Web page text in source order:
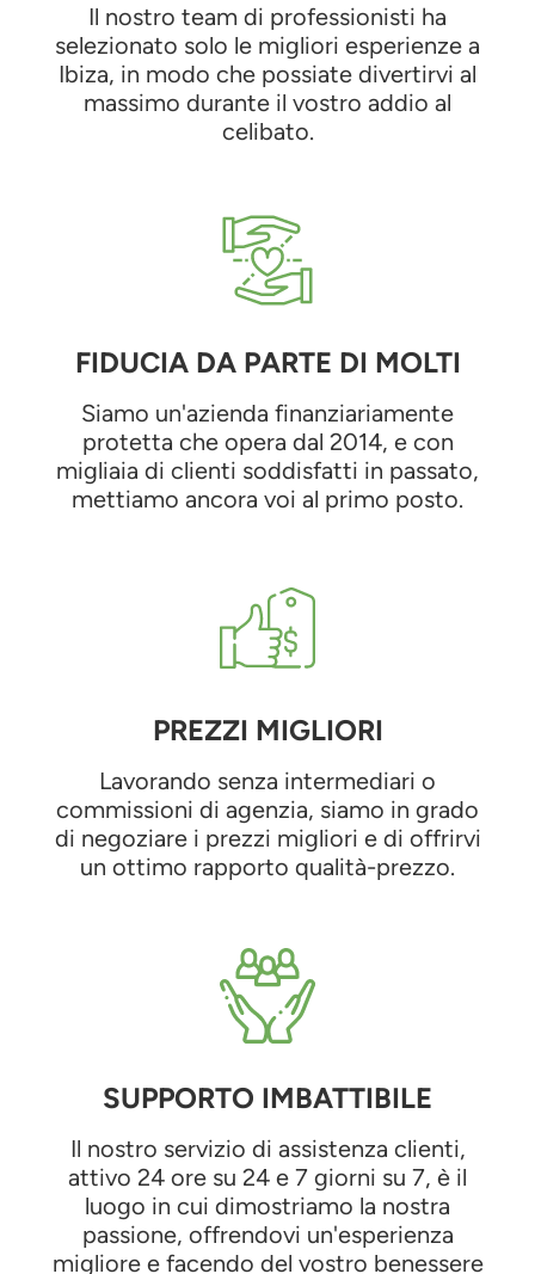
Il nostro team di professionisti ha
selezionato solo le migliori esperienze a
Ibiza, in modo che possiate divertirvi al
massimo durante il vostro addio al
celibato.
FIDUCIA DA PARTE DI MOLTI
Siamo un'azienda finanziariamente
protetta che opera dal 2014, e con
migliaia di clienti soddisfatti in passato,
mettiamo ancora voi al primo posto.
PREZZI MIGLIORI
Lavorando senza intermediari o
commissioni di agenzia, siamo in grado
di negoziare i prezzi migliori e di offrirvi
un ottimo rapporto qualità-prezzo.
SUPPORTO IMBATTIBILE
Il nostro servizio di assistenza clienti,
attivo 24 ore su 24 e 7 giorni su 7, è il
luogo in cui dimostriamo la nostra
passione, offrendovi un'esperienza
migliore e facendo del vostro benessere